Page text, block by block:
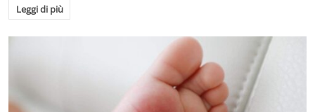
Leggi di più